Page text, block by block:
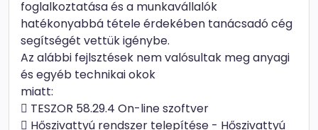
foglalkoztatása és a munkavállalók
hatékonyabbá tétele érdekében tanácsadó cég
segítségét vettük igénybe.
Az alábbi fejlsztések nem valósultak meg anyagi
és egyéb technikai okok
miatt:
 TESZOR 58.29.4 On-line szoftver
 Hőszivattyú rendszer telepítése - Hőszivattyú